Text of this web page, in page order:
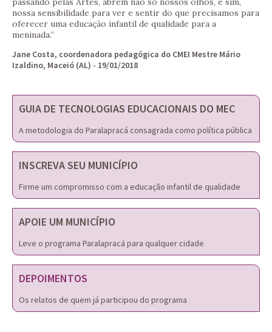
nossa sensibilidade para ver e sentir do que precisamos para
oferecer uma educação infantil de qualidade para a
meninada.”
Jane Costa, coordenadora pedagógica do CMEI Mestre Mário
Izaldino, Maceió (AL) - 19/01/2018
GUIA DE TECNOLOGIAS EDUCACIONAIS DO MEC
A metodologia do Paralapracá consagrada como política pública
INSCREVA SEU MUNICÍPIO
Firme um compromisso com a educação infantil de qualidade
APOIE UM MUNICÍPIO
Leve o programa Paralapracá para qualquer cidade
DEPOIMENTOS
Os relatos de quem já participou do programa